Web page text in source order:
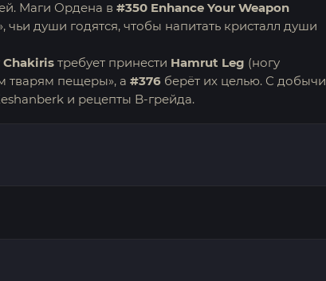
Маги Ордена в #350 Enhance Your Weapon
души годятся, чтобы напитать кристалл души
Chakiris требует принести Hamrut Leg (ногу
тварям пещеры», а #376 берёт их целью. С добычи
и рецепты B-грейда.